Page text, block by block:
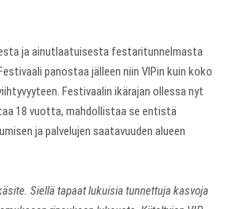
ja ainutlaatuisesta festaritunnelmasta
panostaa jälleen niin VIPin kuin koko
Festivaalin ikärajan ollessa nyt
18 vuotta, mahdollistaa se entistä
ja palvelujen saatavuuden alueen
Siellä tapaat lukuisia tunnettuja kasvoja